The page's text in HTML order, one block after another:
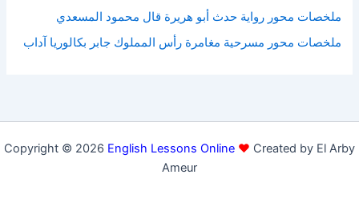
ملخصات محور رواية حدث أبو هريرة قال محمود المسعدي
ملخصات محور مسرحية مغامرة رأس المملوك جابر بكالوريا آداب
Copyright © 2026 English Lessons Online ♥ Created by El Arby
Ameur